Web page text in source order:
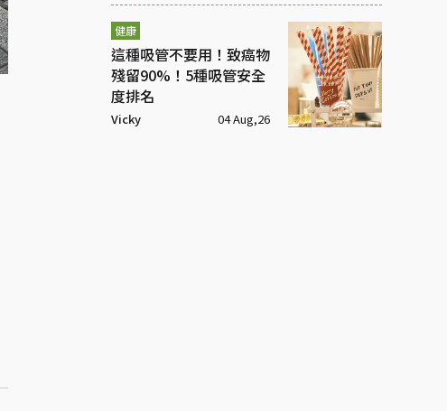
健康
這種吸管不要用！致癌物
殘留90%！5種吸管安全
度排名
Vicky 04 Aug,26